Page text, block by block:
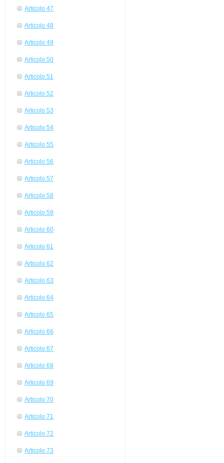
Articolo 47
Articolo 48
Articolo 49
Articolo 50
Articolo 51
Articolo 52
Articolo 53
Articolo 54
Articolo 55
Articolo 56
Articolo 57
Articolo 58
Articolo 59
Articolo 60
Articolo 61
Articolo 62
Articolo 63
Articolo 64
Articolo 65
Articolo 66
Articolo 67
Articolo 68
Articolo 69
Articolo 70
Articolo 71
Articolo 72
Articolo 73